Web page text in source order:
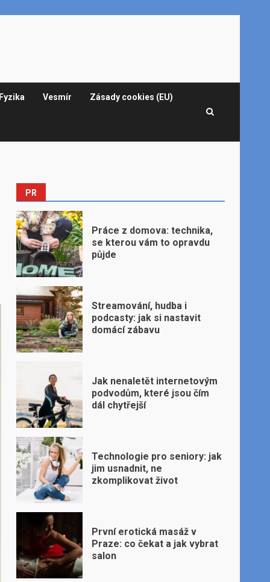
Fyzika Vesmír Zásady cookies (EU)
PR
Práce z domova: technika,
se kterou vám to opravdu
půjde
Streamování, hudba i
podcasty: jak si nastavit
domácí zábavu
Jak nenaletět internetovým
podvodům, které jsou čím
dál chytřejší
Technologie pro seniory: jak
jim usnadnit, ne
zkomplikovat život
První erotická masáž v
Praze: co čekat a jak vybrat
salon